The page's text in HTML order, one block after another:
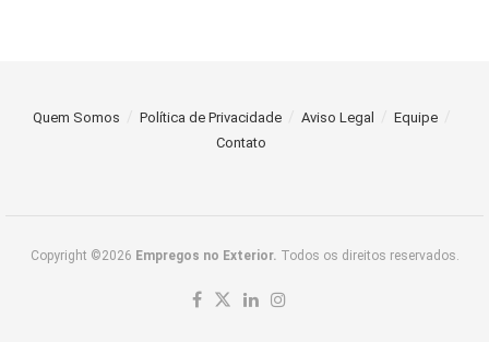
Quem Somos Política de Privacidade Aviso Legal
Equipe
Contato
Copyright ©2026 Empregos no Exterior. Todos os direitos reservados.